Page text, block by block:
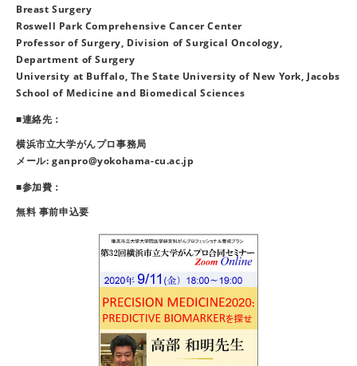
Breast Surgery
Roswell Park Comprehensive Cancer Center
Professor of Surgery, Division of Surgical Oncology,
Department of Surgery
University at Buffalo, The State University of New York, Jacobs
School of Medicine and Biomedical Sciences
■連絡先：
横浜市立大学がんプロ事務局
メール: ganpro@yokohama-cu.ac.jp
■参加費：
無料 事前申込要